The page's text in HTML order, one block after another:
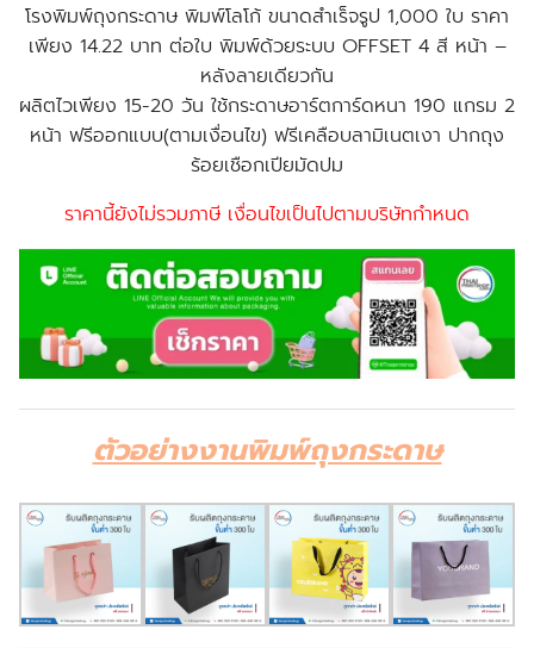
โรงพิมพ์ถุงกระดาษ พิมพ์โลโก้ ขนาดสำเร็จรูป 1,000 ใบ ราคา
เพียง 14.22 บาท ต่อใบ พิมพ์ด้วยระบบ OFFSET 4 สี หน้า –
หลังลายเดียวกัน
ผลิตไวเพียง 15-20 วัน ใช้กระดาษอาร์ตการ์ดหนา 190 แกรม 2
หน้า ฟรีออกแบบ(ตามเงื่อนไข) ฟรีเคลือบลามิเนตเงา ปากถุง
ร้อยเชือกเปียมัดปม
ราคานี้ยังไม่รวมภาษี เงื่อนไขเป็นไปตามบริษัทกำหนด
ตัวอย่างงานพิมพ์ถุงกระดาษ